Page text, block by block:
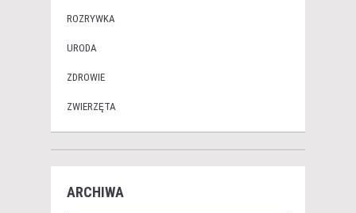
ROZRYWKA
URODA
ZDROWIE
ZWIERZĘTA
ARCHIWA